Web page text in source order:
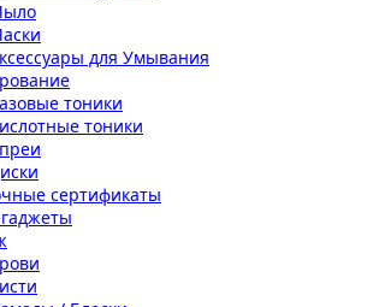
для Умывания
тоники
тоники
сертификаты